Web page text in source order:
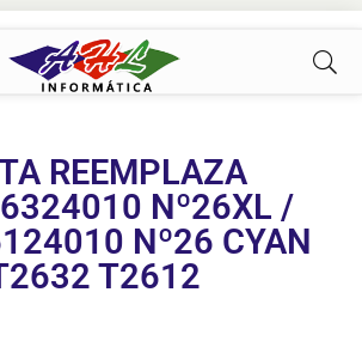
REEMPLAZA
Nº26XL /
Nº26 CYAN
T2612